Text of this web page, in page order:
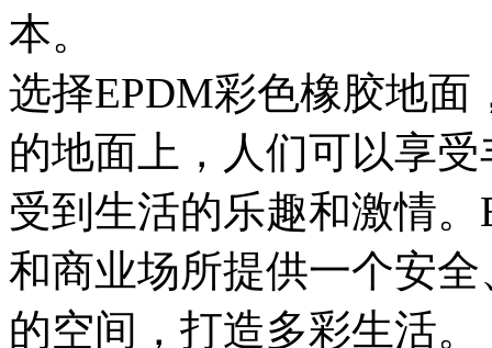
本。
选择EPDM彩色橡胶地
的地面上，人们可以享
受到生活的乐趣和激情
和商业场所提供一个安
的空间，打造多彩生活。